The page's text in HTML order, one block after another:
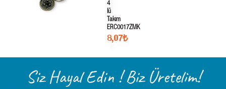
4
lü
Takım
ERC0017ZMK
8,07₺
Siz Hayal Edin ! Biz Üretelim!